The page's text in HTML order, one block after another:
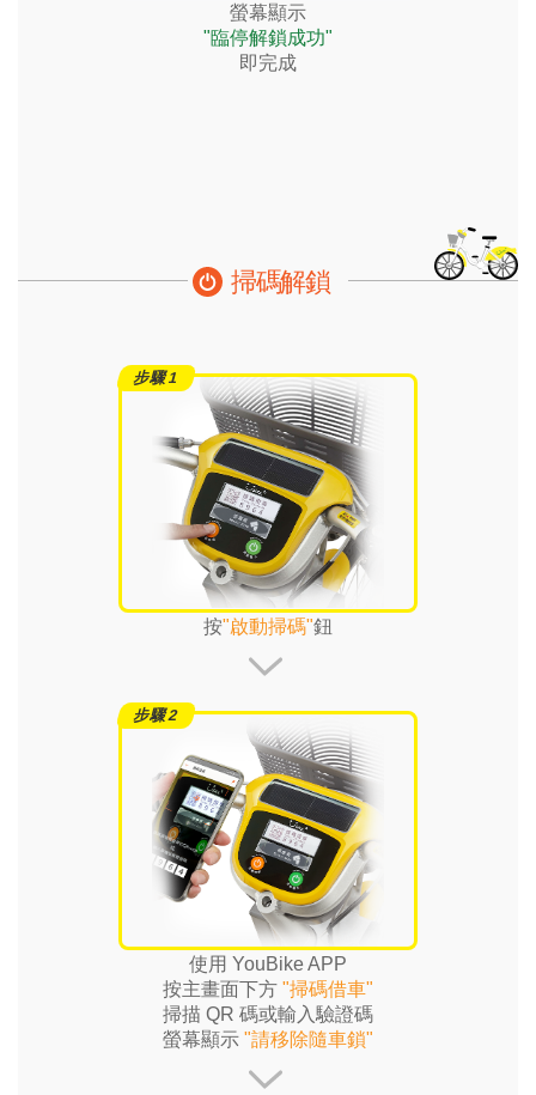
螢幕顯示
"臨停解鎖成功"
即完成
掃碼解鎖
按"啟動掃碼"鈕
使用 YouBike APP
按主畫面下方 "掃碼借車"
掃描 QR 碼或輸入驗證碼
螢幕顯示 "請移除隨車鎖"